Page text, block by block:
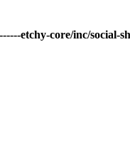
etchy-core/inc/social-